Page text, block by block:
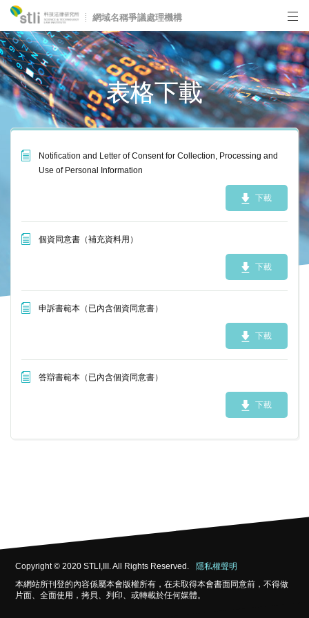
網域名稱爭議處理機構
爭議公告
常見問題
表格下載
Notification and Letter of Consent for Collection, Processing and
Use of Personal Information
下載
個資同意書（補充資料用）
下載
申訴書範本（已內含個資同意書）
下載
答辯書範本（已內含個資同意書）
下載
Copyright © 2020 STLI,III. All Rights Reserved.
隱私權聲明
本網站所刊登的內容係屬本會版權所有，在未取得本會書面同意前，不得做
片面、全面使用，拷貝、列印、或轉載於任何媒體。